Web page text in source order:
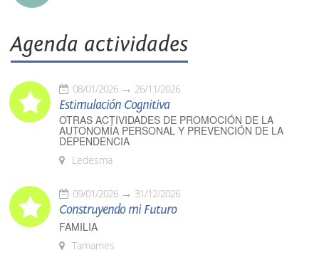
Agenda actividades
08/01/2026 26/11/2026
Estimulación Cognitiva
OTRAS ACTIVIDADES DE PROMOCIÓN DE LA
AUTONOMÍA PERSONAL Y PREVENCIÓN DE LA
DEPENDENCIA
Ledesma
09/01/2026 31/12/2026
Construyendo mi Futuro
FAMILIA
Tamames